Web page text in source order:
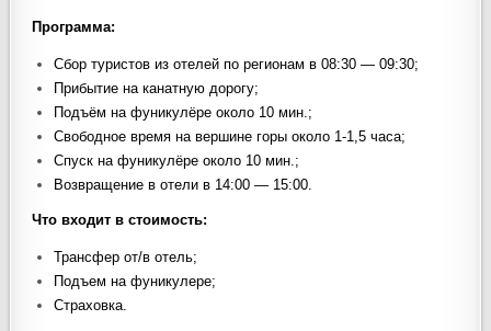
Программа:
Сбор туристов из отелей по регионам в 08:30 — 09:30;
Прибытие на канатную дорогу;
Подъём на фуникулёре около 10 мин.;
Свободное время на вершине горы около 1-1,5 часа;
Спуск на фуникулёре около 10 мин.;
Возвращение в отели в 14:00 — 15:00.
Что входит в стоимость:
Трансфер от/в отель;
Подъем на фуникулере;
Страховка.